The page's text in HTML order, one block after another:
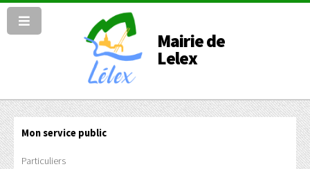
Mairie de
Lelex
Mon service public
Particuliers